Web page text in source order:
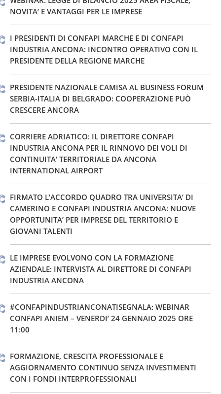
NOVITA’ E VANTAGGI PER LE IMPRESE
I PRESIDENTI DI CONFAPI MARCHE E DI CONFAPI
INDUSTRIA ANCONA: INCONTRO OPERATIVO CON IL
PRESIDENTE DELLA REGIONE MARCHE
PRESIDENTE NAZIONALE CAMISA AL BUSINESS FORUM
SERBIA-ITALIA DI BELGRADO: COOPERAZIONE PUÒ
CRESCERE ANCORA
CORRIERE ADRIATICO: IL DIRETTORE CONFAPI
INDUSTRIA ANCONA PER IL RINNOVO DEI VOLI DI
CONTINUITA’ TERRITORIALE DA ANCONA
INTERNATIONAL AIRPORT
FIRMATO L’ACCORDO QUADRO TRA UNIVERSITA’ DI
CAMERINO E CONFAPI INDUSTRIA ANCONA: NUOVE
OPPORTUNITA’ PER IMPRESE DEL TERRITORIO E
GIOVANI TALENTI
LE IMPRESE EVOLVONO CON LA FORMAZIONE
AZIENDALE: INTERVISTA AL DIRETTORE DI CONFAPI
INDUSTRIA ANCONA
#CONFAPINDUSTRIANCONATISEGNALA: WEBINAR
CONFAPI ANIEM – VENERDI’ 24 GENNAIO 2025 ORE
11:00
FORMAZIONE, CRESCITA PROFESSIONALE E
AGGIORNAMENTO CONTINUO SENZA INVESTIMENTI
CON I FONDI INTERPROFESSIONALI